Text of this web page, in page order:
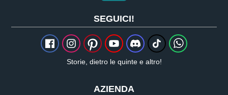
SEGUICI!
Storie, dietro le quinte e altro!
AZIENDA